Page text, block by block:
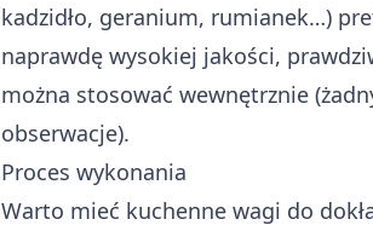
kadzidło, geranium, rumianek…)
naprawdę wysokiej jakości,
można stosować wewnętrznie
obserwacje).
Proces wykonania
Warto mieć kuchenne wagi do